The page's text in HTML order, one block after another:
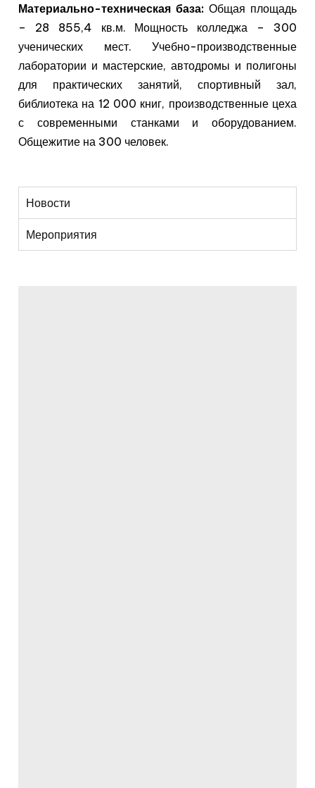
Материально-техническая база: Общая площадь
– 28 855,4 кв.м. Мощность колледжа – 300
ученических мест. Учебно-производственные
лаборатории и мастерские, автодромы и полигоны
для практических занятий, спортивный зал,
библиотека на 12 000 книг, производственные цеха
с современными станками и оборудованием.
Общежитие на 300 человек.
Новости
Мероприятия